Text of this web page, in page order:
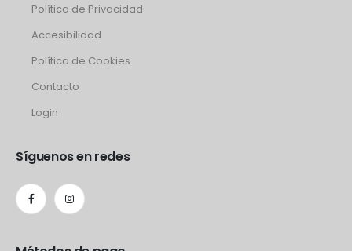
Política de Privacidad
Accesibilidad
Política de Cookies
Contacto
Login
Síguenos en redes